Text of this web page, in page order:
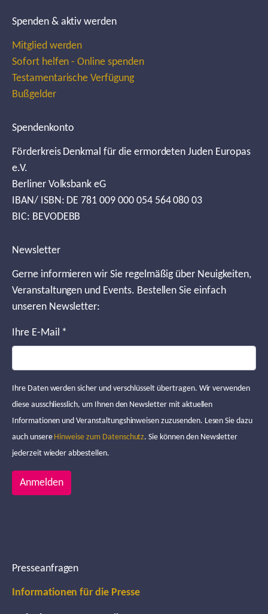
Spenden & aktiv werden
Mitglied werden
Sofort helfen - Online spenden
Testamentarische Verfügung
Bußgelder
Spendenkonto
Förderkreis Denkmal für die ermordeten Juden Europas
e.V.
Berliner Volksbank eG
IBAN/ ISBN: DE 781 009 000 054 564 080 03
BIC: BEVODEBB
Newsletter
Gerne informieren wir Sie regelmäßig über Neuigkeiten,
Veranstaltungen und Events. Bestellen Sie einfach
unseren Newsletter:
Ihre E-Mail *
Ihre Daten werden sicher und verschlüsselt übertragen. Wir verwenden
diese ausschliesslich, um Ihnen den Newsletter mit aktuellen
Informationen und Veranstaltungshinweisen zuzusenden. Lesen Sie dazu
auch unsere Hinweise zum Datenschutz. Sie können den Newsletter
jederzeit wieder abbestellen.
Anmelden
Presseanfragen
Informationen für die Presse